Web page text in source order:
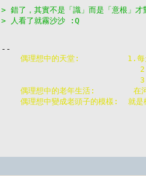
> 錯了，其實不是「識」而是「意根」才
> 人看了就霧沙沙 :Q
偶理想中的天堂:          1.每
2.
3.
偶理想中的老年生活:        在
偶理想中變成老頭子的模樣:  就